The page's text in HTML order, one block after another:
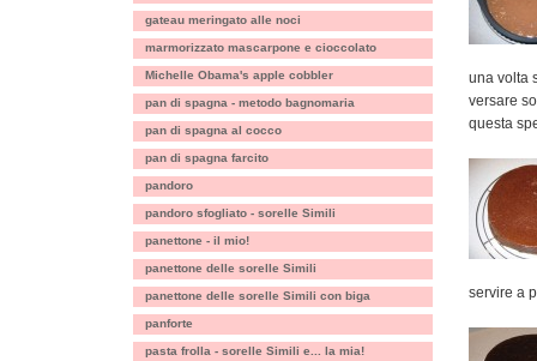
gateau meringato alle noci
marmorizzato mascarpone e cioccolato
Michelle Obama's apple cobbler
pan di spagna - metodo bagnomaria
pan di spagna al cocco
pan di spagna farcito
pandoro
pandoro sfogliato - sorelle Simili
panettone - il mio!
panettone delle sorelle Simili
panettone delle sorelle Simili con biga
panforte
pasta frolla - sorelle Simili e... la mia!
una volta
versare
questa
servire a